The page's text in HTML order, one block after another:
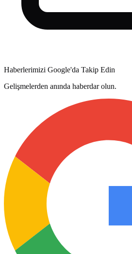
Haberlerimizi Google'da Takip Edin
Gelişmelerden anında haberdar olun.